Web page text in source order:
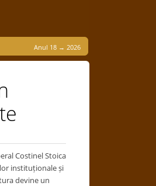
Anul 18 → 2026
Costinel Stoica
instituționale și
devine un